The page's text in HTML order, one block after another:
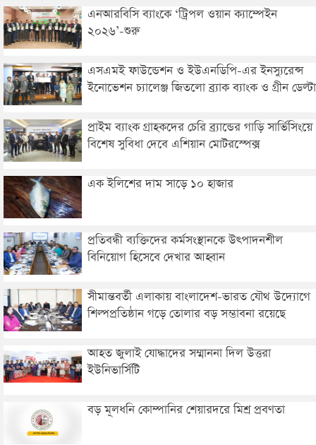
এনআরবিসি ব্যাংকে ‘ট্রিপল ওয়ান ক্যাম্পেইন
২০২৬’-শুরু
এসএমই ফাউন্ডেশন ও ইউএনডিপি-এর ইনস্যুরেন্স
ইনোভেশন চ্যালেঞ্জ জিতলো ব্র্যাক ব্যাংক ও গ্রীন ডেল্টা
প্রাইম ব্যাংক গ্রাহকদের চেরি ব্র্যান্ডের গাড়ি সার্ভিসিংয়ে
বিশেষ সুবিধা দেবে এশিয়ান মোটরস্পেক্স
এক ইলিশের দাম সাড়ে ১০ হাজার
প্রতিবন্ধী ব্যক্তিদের কর্মসংস্থানকে উৎপাদনশীল
বিনিয়োগ হিসেবে দেখার আহ্বান
সীমান্তবর্তী এলাকায় বাংলাদেশ-ভারত যৌথ উদ্যোগে
শিল্পপ্রতিষ্ঠান গড়ে তোলার বড় সম্ভাবনা রয়েছে
আহত জুলাই যোদ্ধাদের সম্মাননা দিল উত্তরা
ইউনিভার্সিটি
বড় মূলধনি কোম্পানির শেয়ারদরে মিশ্র প্রবণতা